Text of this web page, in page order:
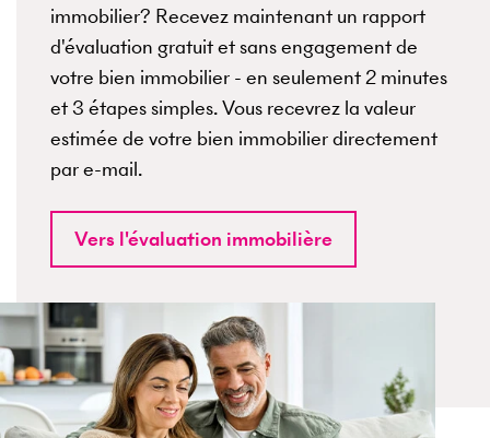
immobilier? Recevez maintenant un rapport
d'évaluation gratuit et sans engagement de
votre bien immobilier - en seulement 2 minutes
et 3 étapes simples. Vous recevrez la valeur
estimée de votre bien immobilier directement
par e-mail.
Vers l'évaluation immobilière